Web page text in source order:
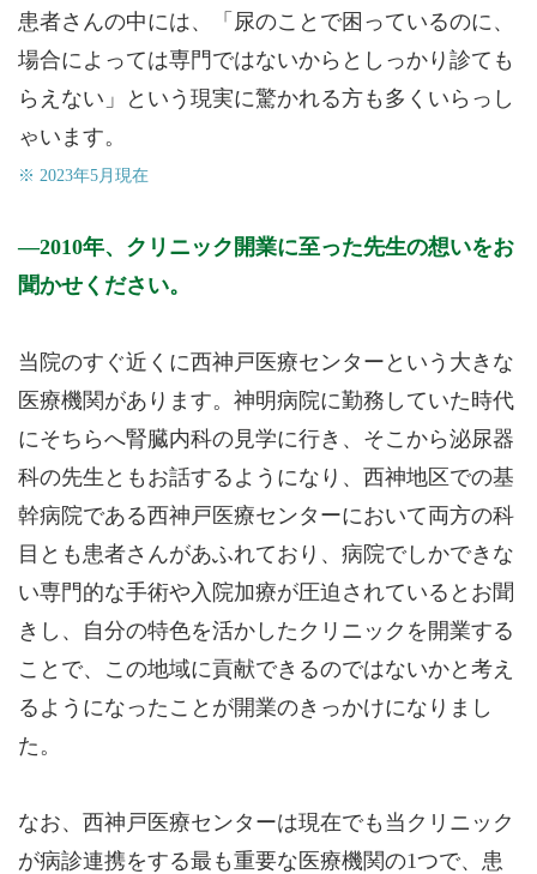
患者さんの中には、「尿のことで困っているのに、
場合によっては専門ではないからとしっかり診ても
らえない」という現実に驚かれる方も多くいらっし
ゃいます。
※ 2023年5月現在
2010年、クリニック開業に至った先生の想いをお
聞かせください。
当院のすぐ近くに西神戸医療センターという大きな
医療機関があります。神明病院に勤務していた時代
にそちらへ腎臓内科の見学に行き、そこから泌尿器
科の先生ともお話するようになり、西神地区での基
幹病院である西神戸医療センターにおいて両方の科
目とも患者さんがあふれており、病院でしかできな
い専門的な手術や入院加療が圧迫されているとお聞
きし、自分の特色を活かしたクリニックを開業する
ことで、この地域に貢献できるのではないかと考え
るようになったことが開業のきっかけになりまし
た。
なお、西神戸医療センターは現在でも当クリニック
が病診連携をする最も重要な医療機関の1つで、患